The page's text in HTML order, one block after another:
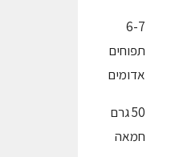
6-7
תפוחים
אדומים
50 גרם
חמאה